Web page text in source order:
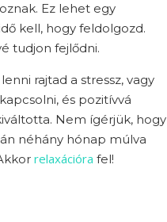
Ez lehet egy
kell, hogy feldolgozd.
tudjon fejlődni.
rajtad a stressz, vagy
és pozitívvá
Nem ígérjük, hogy
néhány hónap múlva
relaxációra fel!